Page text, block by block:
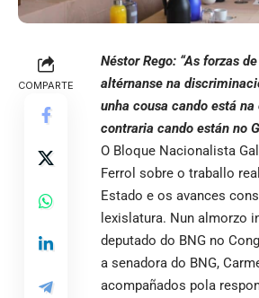
COMPARTE
Néstor Rego: “As forzas
altérnanse na
unha cousa cando está
contraria cando están no
O Bloque Nacionalista
Ferrol sobre o traballo
Estado e os avances
lexislatura. Nun almorzo
deputado do BNG no
a senadora do BNG,
acompañados pola